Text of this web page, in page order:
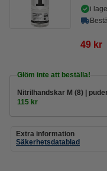
i
49 kr
Glöm inte att beställa!
Nitrilhandskar M (8) |
115 kr
Extra information
Säkerhetsdatablad